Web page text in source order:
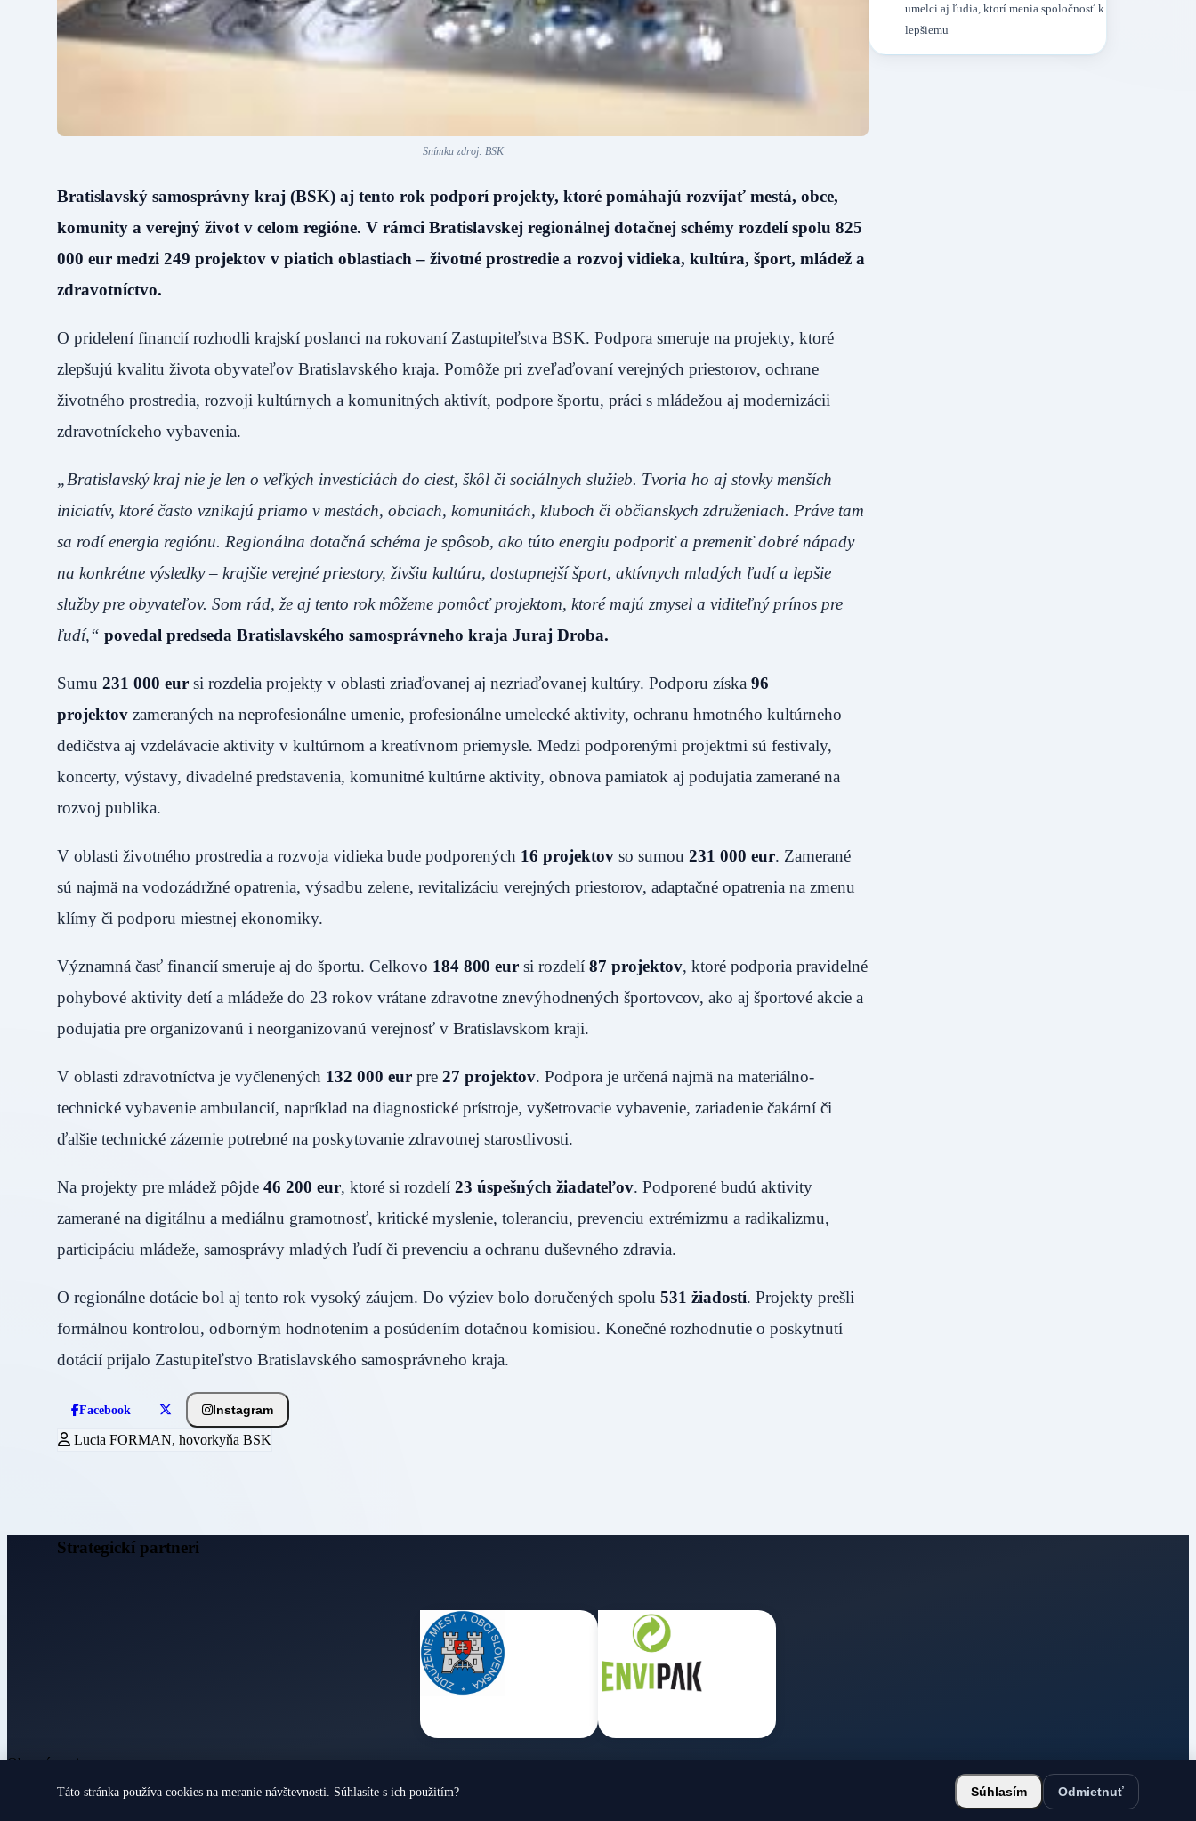
Snímka zdroj: BSK
Bratislavský samosprávny kraj (BSK) aj tento rok podporí projekty, ktoré pomáhajú rozvíjať mestá, obce,
komunity a verejný život v celom regióne. V rámci Bratislavskej regionálnej dotačnej schémy rozdelí spolu 825
000 eur medzi 249 projektov v piatich oblastiach – životné prostredie a rozvoj vidieka, kultúra, šport, mládež a
zdravotníctvo.
O pridelení financií rozhodli krajskí poslanci na rokovaní Zastupiteľstva BSK. Podpora smeruje na projekty, ktoré
zlepšujú kvalitu života obyvateľov Bratislavského kraja. Pomôže pri zveľaďovaní verejných priestorov, ochrane
životného prostredia, rozvoji kultúrnych a komunitných aktivít, podpore športu, práci s mládežou aj modernizácii
zdravotníckeho vybavenia.
„Bratislavský kraj nie je len o veľkých investíciách do ciest, škôl či sociálnych služieb. Tvoria ho aj stovky menších
iniciatív, ktoré často vznikajú priamo v mestách, obciach, komunitách, kluboch či občianskych združeniach. Práve tam
sa rodí energia regiónu. Regionálna dotačná schéma je spôsob, ako túto energiu podporiť a premeniť dobré nápady
na konkrétne výsledky – krajšie verejné priestory, živšiu kultúru, dostupnejší šport, aktívnych mladých ľudí a lepšie
služby pre obyvateľov. Som rád, že aj tento rok môžeme pomôcť projektom, ktoré majú zmysel a viditeľný prínos pre
ľudí,“ povedal predseda Bratislavského samosprávneho kraja Juraj Droba.
Sumu 231 000 eur si rozdelia projekty v oblasti zriaďovanej aj nezriaďovanej kultúry. Podporu získa 96
projektov zameraných na neprofesionálne umenie, profesionálne umelecké aktivity, ochranu hmotného kultúrneho
dedičstva aj vzdelávacie aktivity v kultúrnom a kreatívnom priemysle. Medzi podporenými projektmi sú festivaly,
koncerty, výstavy, divadelné predstavenia, komunitné kultúrne aktivity, obnova pamiatok aj podujatia zamerané na
rozvoj publika.
V oblasti životného prostredia a rozvoja vidieka bude podporených 16 projektov so sumou 231 000 eur. Zamerané
sú najmä na vodozádržné opatrenia, výsadbu zelene, revitalizáciu verejných priestorov, adaptačné opatrenia na zmenu
klímy či podporu miestnej ekonomiky.
Významná časť financií smeruje aj do športu. Celkovo 184 800 eur si rozdelí 87 projektov, ktoré podporia pravidelné
pohybové aktivity detí a mládeže do 23 rokov vrátane zdravotne znevýhodnených športovcov, ako aj športové akcie a
podujatia pre organizovanú i neorganizovanú verejnosť v Bratislavskom kraji.
V oblasti zdravotníctva je vyčlenených 132 000 eur pre 27 projektov. Podpora je určená najmä na materiálno-
technické vybavenie ambulancií, napríklad na diagnostické prístroje, vyšetrovacie vybavenie, zariadenie čakární či
ďalšie technické zázemie potrebné na poskytovanie zdravotnej starostlivosti.
Na projekty pre mládež pôjde 46 200 eur, ktoré si rozdelí 23 úspešných žiadateľov. Podporené budú aktivity
zamerané na digitálnu a mediálnu gramotnosť, kritické myslenie, toleranciu, prevenciu extrémizmu a radikalizmu,
participáciu mládeže, samosprávy mladých ľudí či prevenciu a ochranu duševného zdravia.
O regionálne dotácie bol aj tento rok vysoký záujem. Do výziev bolo doručených spolu 531 žiadostí. Projekty prešli
formálnou kontrolou, odborným hodnotením a posúdením dotačnou komisiou. Konečné rozhodnutie o poskytnutí
dotácií prijalo Zastupiteľstvo Bratislavského samosprávneho kraja.
Facebook Instagram
Lucia FORMAN, hovorkyňa BSK
umelci aj ľudia, ktorí menia spoločnosť k
lepšiemu
Strategickí partneri
Obecné noviny
© 2026 Všetky práva vyhradené
Táto stránka používa cookies na meranie návštevnosti. Súhlasíte s ich použitím? Súhlasím Odmietnuť